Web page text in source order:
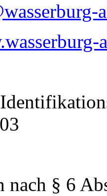
nach § 6